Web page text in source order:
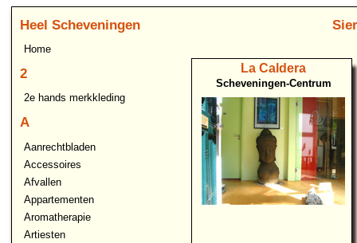
Heel Scheveningen
Home
2
2e hands merkkleding
A
Aanrechtbladen
Accessoires
Afvallen
Appartementen
Aromatherapie
Artiesten
La Caldera
Scheveningen-Centrum